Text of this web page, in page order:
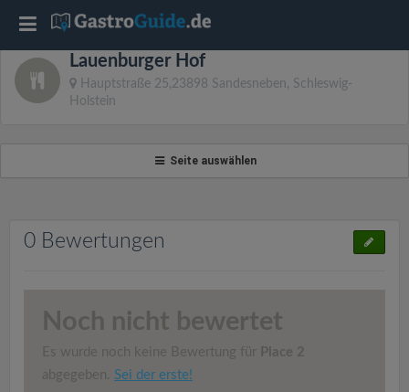
Lauenburger Hof
Hauptstraße 25,23898 Sandesneben, Schleswig-
Holstein
Seite auswählen
0 Bewertungen
Noch nicht bewertet
Es wurde noch keine Bewertung für Place 2
abgegeben. Sei der erste!
T
o